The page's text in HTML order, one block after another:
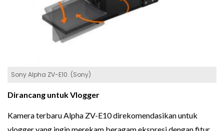
Sony Alpha ZV-E10. (Sony)
Dirancang untuk Vlogger
Kamera terbaru Alpha ZV-E10 direkomendasikan untuk
vlogger yang ingin merekam beragam ekspresi dengan fitur